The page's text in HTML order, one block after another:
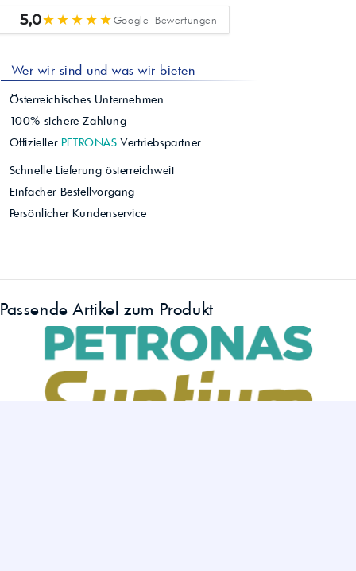
5,0★★★★★Google Bewertungen
Wer wir sind und was wir bieten
Österreichisches Unternehmen
100% sichere Zahlung
Offizieller PETRONAS Vertriebspartner
Schnelle Lieferung österreichweit
Einfacher Bestellvorgang
Persönlicher Kundenservice
Passende Artikel zum Produkt